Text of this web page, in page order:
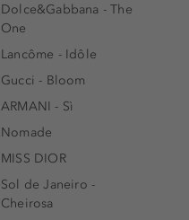
Dolce&Gabbana - The
One
Lancôme - Idôle
Gucci - Bloom
ARMANI - Sì
Nomade
MISS DIOR
Sol de Janeiro -
Cheirosa